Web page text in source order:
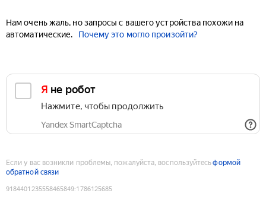
Нам очень жаль, но запросы с вашего устройства похожи на
автоматические.
Почему это могло произойти?
Я не робот
Нажмите, чтобы продолжить
Yandex SmartCaptcha
Если у вас возникли проблемы, пожалуйста, воспользуйтесьформой
обратной связи
9184401235558465849:1786125685